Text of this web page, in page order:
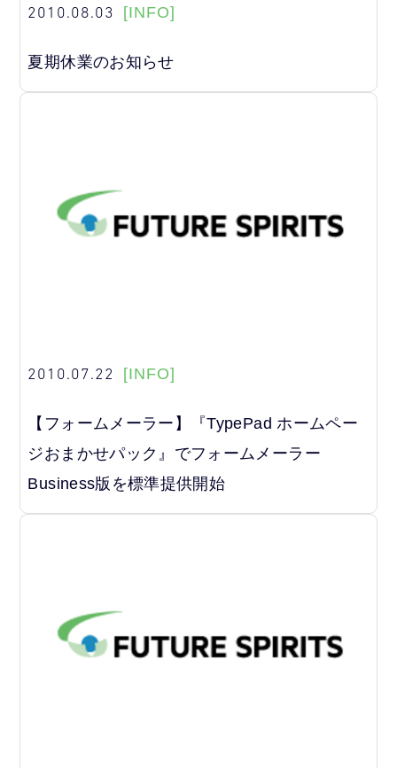
2010.08.03 [INFO]
夏期休業のお知らせ
2010.07.22 [INFO]
【フォームメーラー】『TypePad ホームペー
ジおまかせパック』でフォームメーラー
Business版を標準提供開始